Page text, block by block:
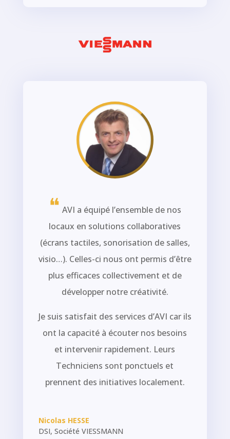
❝ AVI a équipé l’ensemble de nos
locaux en solutions collaboratives
(écrans tactiles, sonorisation de salles,
visio…). Celles-ci nous ont permis d’être
plus efficaces collectivement et de
développer notre créativité.
Je suis satisfait des services d’AVI car ils
ont la capacité à écouter nos besoins
et intervenir rapidement. Leurs
Techniciens sont ponctuels et
prennent des initiatives localement.
Nicolas HESSE
DSI, Société VIESSMANN